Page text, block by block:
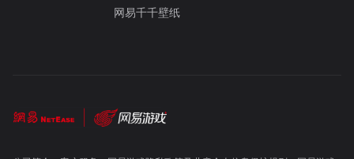
网易千千壁纸